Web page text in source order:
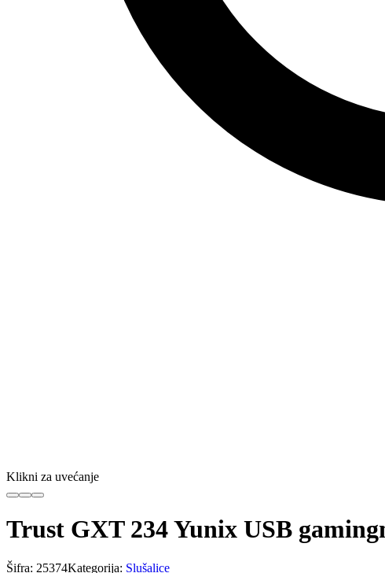
Klikni za uvećanje
Trust GXT 234 Yunix USB
Šifra: 25374Kategorija: Slušalice